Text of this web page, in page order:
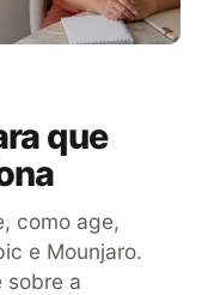
que
como age,
e Mounjaro.
sobre a